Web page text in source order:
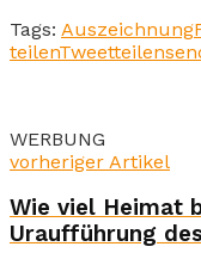
Tags: Auszeichnung
teilenTweetteilen
WERBUNG
vorheriger Artikel
Wie viel Heimat
Uraufführung